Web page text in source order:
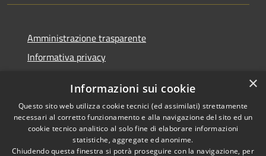
Amministrazione trasparente
Informativa privacy
Dichiarazione di accessibilità
×
Informazioni sui cookie
Questo sito web utilizza cookie tecnici (ed assimilati) strettamente
necessari al corretto funzionamento e alla navigazione del sito ed un
cookie tecnico analitico al solo fine di elaborare informazioni
statistiche, aggregate ed anonime.
Chiudendo questa finestra si potrà proseguire con la navigazione, per